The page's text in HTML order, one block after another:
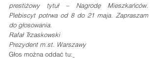
prestiżowy tytuł – Nagrodę Mieszkańców.
Plebiscyt potrwa od 8 do 21 maja. Zapraszam
do głosowania.
Rafał Trzaskowski
Prezydent m.st. Warszawy
Głos można oddać tu: